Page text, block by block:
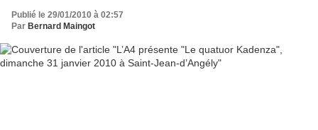
Publié le 29/01/2010 à 02:57
Par Bernard Maingot